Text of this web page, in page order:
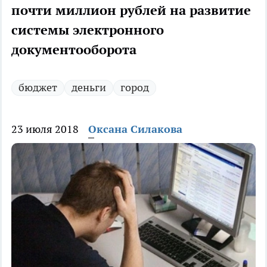
почти миллион рублей на развитие
системы электронного
документооборота
бюджет деньги город
23 июля 2018 Оксана Силакова